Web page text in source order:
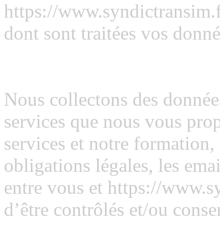
https://
dont sont traitées vos
Nous collectons des
services que nous vous
services et notre
obligations légales, les
entre vous et https://
d’être contrôlés et/ou